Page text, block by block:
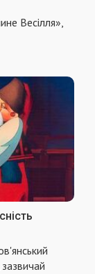
Весілля»,